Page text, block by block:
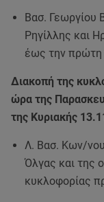
Βασ. Γεωργίου
Ρηγίλλης και
έως την πρώτη
Διακοπή της
ώρα της
της Κυριακής
Λ. Βασ. Κων/
Όλγας και της
κυκλοφορίας